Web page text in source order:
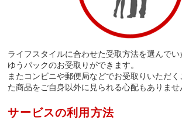
ライフスタイルに合わせた受取方法を選んで
ゆうパックのお受取りができます。
またコンビニや郵便局などでお受取りいただ
た商品をご自身以外に見られる心配もありませ
サービスの利用方法